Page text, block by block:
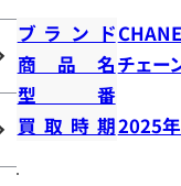
ブランド
商品名チェー
型番
買取時期2025